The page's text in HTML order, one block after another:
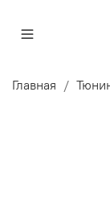
Главная